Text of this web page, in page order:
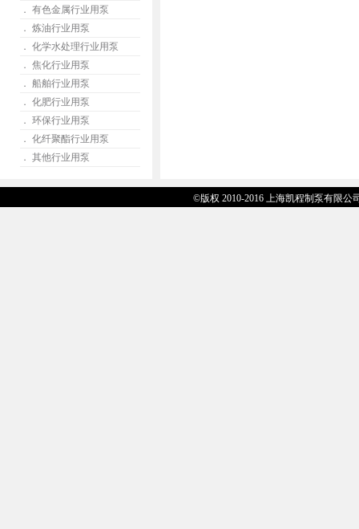
． 有色金属行业用泵
． 炼油行业用泵
． 化学水处理行业用泵
． 焦化行业用泵
． 船舶行业用泵
． 化肥行业用泵
． 环保行业用泵
． 化纤聚酯行业用泵
． 其他行业用泵
©版权 2010-2016 上海凯程制泵有限公